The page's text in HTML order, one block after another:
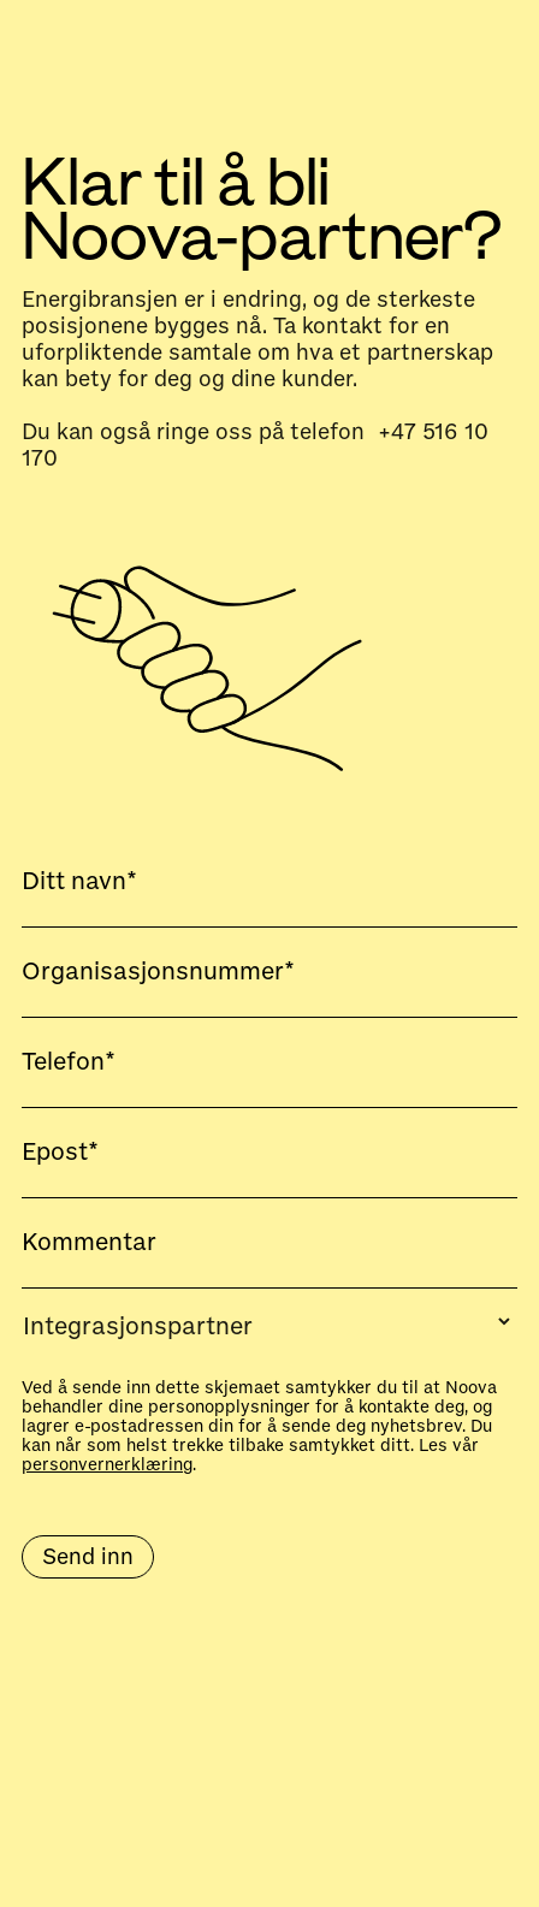
Klar til å bli
Noova-partner?
Energibransjen er i endring, og de sterkeste
posisjonene bygges nå. Ta kontakt for en
uforpliktende samtale om hva et partnerskap
kan bety for deg og dine kunder.
Du kan også ringe oss på telefon +47 516 10
170
Ved å sende inn dette skjemaet samtykker du til at Noova
behandler dine personopplysninger for å kontakte deg, og
lagrer e-postadressen din for å sende deg nyhetsbrev. Du
kan når som helst trekke tilbake samtykket ditt. Les vår
personvernerklæring.